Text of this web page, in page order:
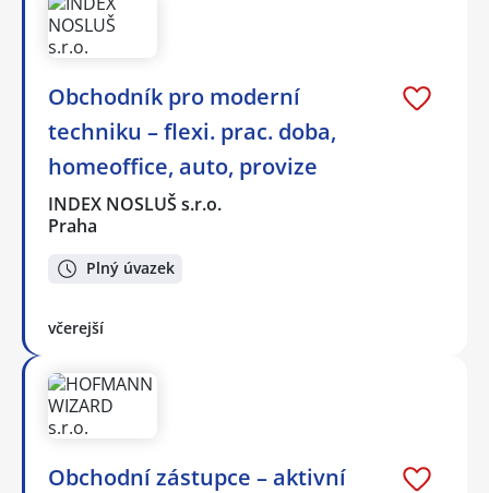
Obchodník pro moderní
techniku – flexi. prac. doba,
homeoffice, auto, provize
INDEX NOSLUŠ s.r.o.
Praha
Plný úvazek
včerejší
Obchodní zástupce – aktivní